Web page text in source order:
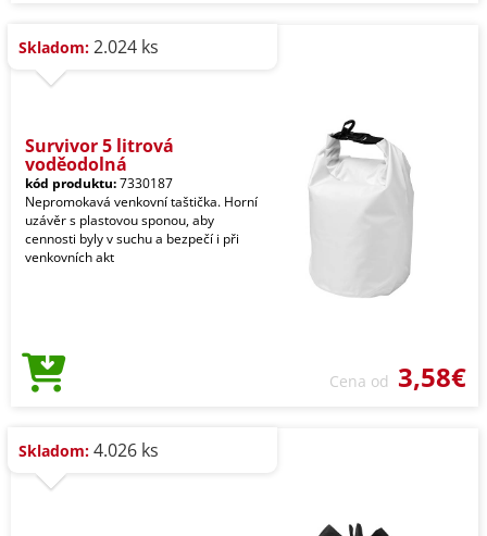
Skladom: 2.024 ks
Survivor 5 litrová
voděodolná
kód produktu:7330187
Nepromokavá venkovní taštička. Horní
uzávěr s plastovou sponou, aby
cennosti byly v suchu a bezpečí i při
venkovních akt
Cena od 3,58€
Skladom: 4.026 ks